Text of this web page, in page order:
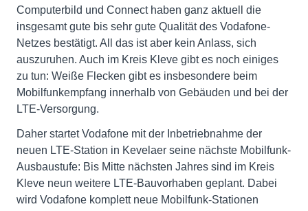
Computerbild und Connect haben ganz aktuell die
insgesamt gute bis sehr gute Qualität des Vodafone-
Netzes bestätigt. All das ist aber kein Anlass, sich
auszuruhen. Auch im Kreis Kleve gibt es noch einiges
zu tun: Weiße Flecken gibt es insbesondere beim
Mobilfunkempfang innerhalb von Gebäuden und bei der
LTE-Versorgung.
Daher startet Vodafone mit der Inbetriebnahme der
neuen LTE-Station in Kevelaer seine nächste Mobilfunk-
Ausbaustufe: Bis Mitte nächsten Jahres sind im Kreis
Kleve neun weitere LTE-Bauvorhaben geplant. Dabei
wird Vodafone komplett neue Mobilfunk-Stationen